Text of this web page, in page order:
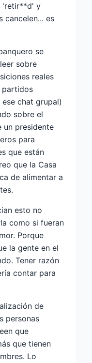
'retir**d' y
cancelen... es
se
sobre
reales
partidos
chat grupal)
sobre el
un presidente
para
que están
que la Casa
de alimentar a
esto no
como si fueran
Porque
la gente en el
Tener razón
contar para
de
personas
que
que tienen
Lo